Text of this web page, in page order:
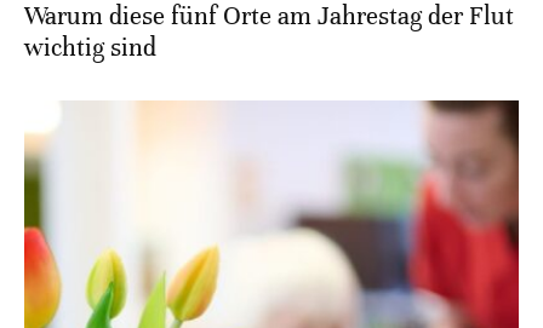
Warum diese fünf Orte am Jahrestag der Flut
wichtig sind